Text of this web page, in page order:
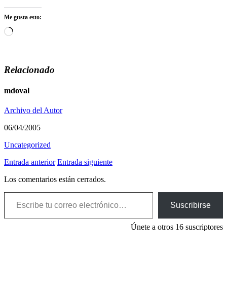
Me gusta esto:
Cargando...
Relacionado
mdoval
Archivo del Autor
06/04/2005
Uncategorized
Entrada anterior Entrada siguiente
Los comentarios están cerrados.
Escribe tu correo electrónico…
Suscribirse
Únete a otros 16 suscriptores